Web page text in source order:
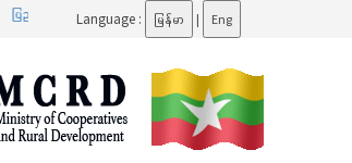
ဝန်ကြီး ဦးမျိုးဇော်သိမ်း နေပြည်တော်ကောင်စီနယ်မြေအတွင်း သမဝါယ
Language : မြန်မာ | Eng